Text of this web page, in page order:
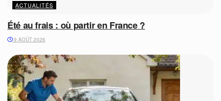
ACTUALITÉS
Été au frais : où partir en France ?
9 AOÛT 2026